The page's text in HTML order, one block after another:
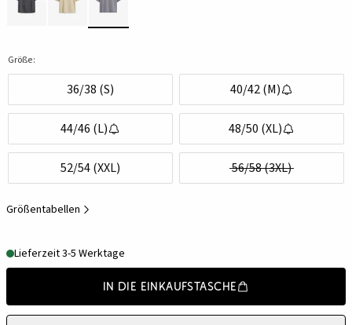
Größe:
36/38 (S) 40/42 (M)
44/46 (L) 48/50 (XL)
52/54 (XXL) 56/58 (3XL)
Größentabellen
Lieferzeit 3-5 Werktage
In die Einkaufstasche